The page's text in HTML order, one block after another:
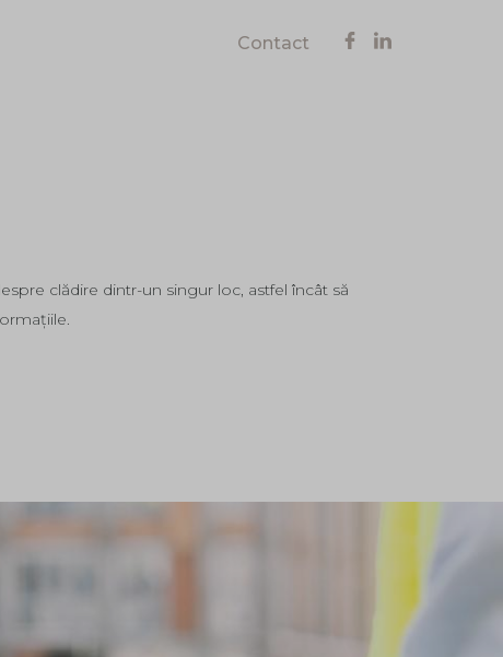
Contact
clădire dintr-un singur loc, astfel încât să